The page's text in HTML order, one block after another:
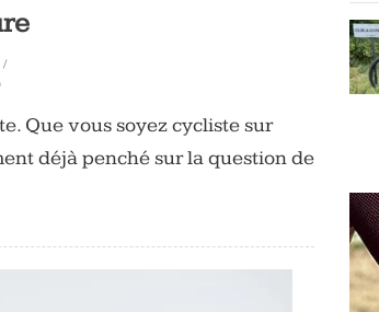
Que vous soyez cycliste sur
déjà penché sur la question de